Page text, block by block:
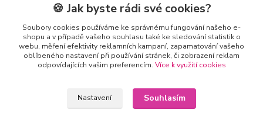
Kontakty
+420 602 223 614
info@zahradnictvipetro.cz
🍪 Jak byste rádi své cookies?
Soubory cookies používáme ke správnému fungování našeho e-
shopu a v případě vašeho souhlasu také ke sledování statistik o
webu, měření efektivity reklamních kampaní, zapamatování vašeho
oblíbeného nastavení při používání stránek, či zobrazení reklam
odpovídajících vašim preferencím. Více k využití cookies
Nastavení Souhlasím